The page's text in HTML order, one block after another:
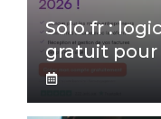
Solo.fr :
gratuit